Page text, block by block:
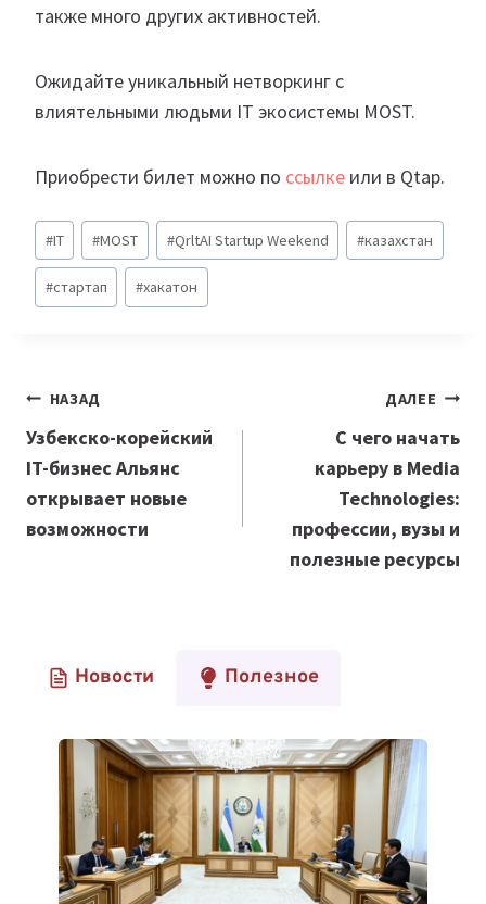
также много других активностей.
Ожидайте уникальный нетворкинг с
влиятельными людьми IT экосистемы MOST.
Приобрести билет можно по ссылке или в Qtap.
Метки
записи:
#IT #MOST #QrltAI Startup Weekend #казахстан
#стартап #хакатон
Навигация
по
записям
НАЗАД
Узбекско-корейский
IT-бизнес Альянс
открывает новые
возможности
ДАЛЕЕ
С чего начать
карьеру в Media
Technologies:
профессии, вузы и
полезные ресурсы
Новости Полезное